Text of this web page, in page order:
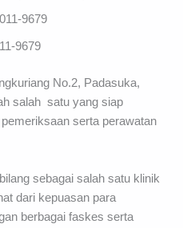
9679
9679
No.2, Padasuka,
salah satu yang siap
serta perawatan
sebagai salah satu klinik
dari kepuasan para
berbagai faskes serta